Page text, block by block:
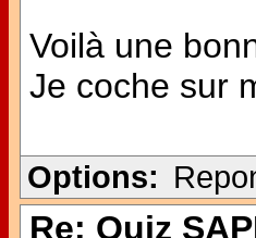
Voilà une
Je coche sur
Options:
Re: Quiz